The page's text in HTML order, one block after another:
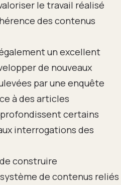
le travail réalisé
des contenus
un excellent
de nouveaux
par une enquête
à des articles
certains
interrogations des
construire
de contenus reliés